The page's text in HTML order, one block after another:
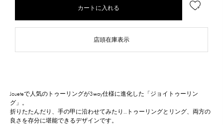
カートに入れる
店頭在庫表示
Joueteで人気のトゥーリングが3way仕様に進化した「ジョイトゥーリン
グ」。
折りたたんだり、手の甲に沿わせてみたり…トゥーリングとリング、両方の
良さを存分に堪能できるデザインです。